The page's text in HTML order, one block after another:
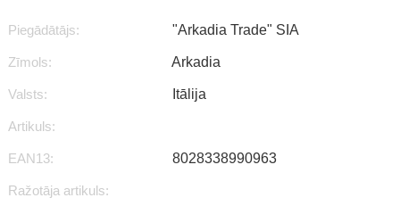
Piegādātājs: "Arkadia Trade" SIA
Zīmols: Arkadia
Valsts: Itālija
Artikuls:
EAN13: 8028338990963
Ražotāja artikuls: